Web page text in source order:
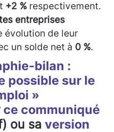
+2 % respectivement.
entreprises
évolution de leur
un solde net à 0 %.
bilan :
possible sur le
»
ce communiqué
ou sa version